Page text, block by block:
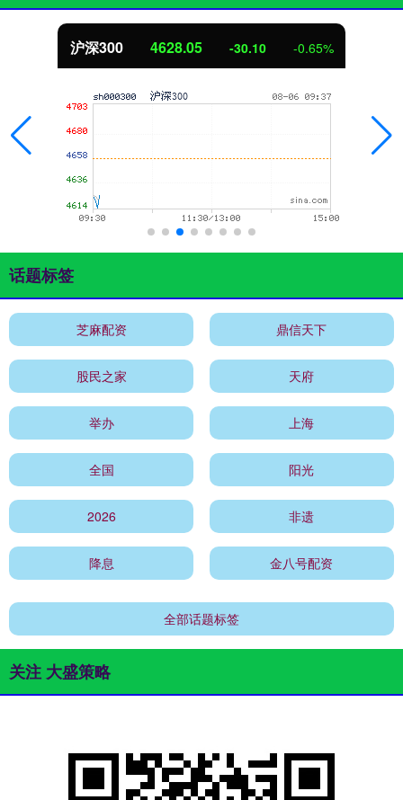
北证50 1121.58 2.12 0.19%
话题标签
芝麻配资 鼎信天下
股民之家 天府
举办 上海
全国 阳光
2026 非遗
降息 金八号配资
全部话题标签
关注 大盛策略